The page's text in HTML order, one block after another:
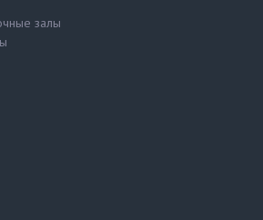
залы